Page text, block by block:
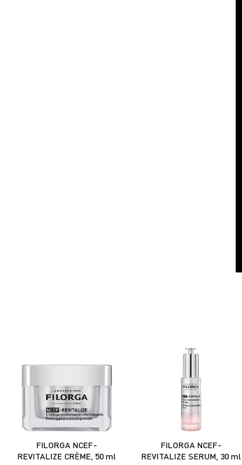
FILORGA NCEF-
REVITALIZE CRÈME, 50 ml
FILORGA NCEF-
REVITALIZE SERUM, 30 ml